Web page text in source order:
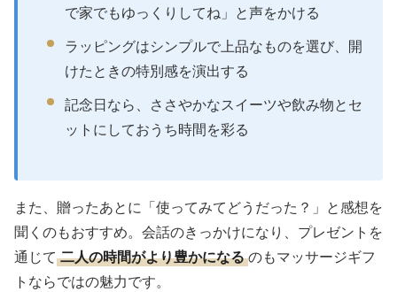
で家でもゆっくりしてね」と声をかける
ラッピングはシンプルで上品なものを選び、開
けたときの特別感を演出する
記念日なら、ささやかなスイーツや飲み物とセ
ットにしておうち時間を彩る
また、贈ったあとに「使ってみてどうだった？」と感想を
聞くのもおすすめ。会話のきっかけになり、プレゼントを
通じて 二人の時間がより豊かになるのもマッサージギフ
トならではの魅力です。